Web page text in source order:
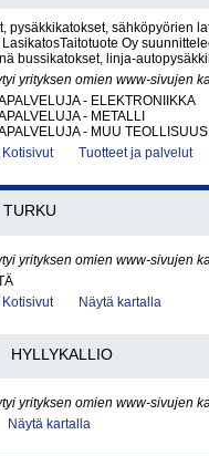
pysäkkikatokset, sähköpyörien
LasikatosTaitotuote Oy
bussikatokset, linja-
yrityksen omien www-sivujen
- ELEKTRONIIKKA
- METALLI
- MUU
Kotisivut Tuotteet ja palvelut
TURKU
yrityksen omien www-sivujen
Kotisivut Näytä kartalla
HYLLYKALLIO
yrityksen omien www-sivujen
Näytä kartalla